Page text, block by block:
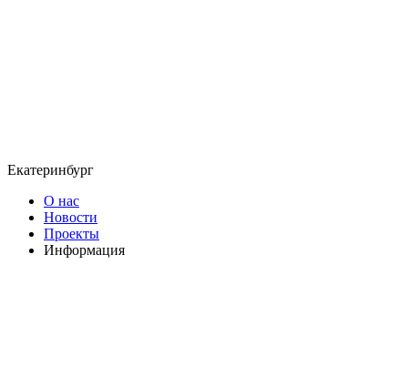
Екатеринбург
О нас
Новости
Проекты
Информация